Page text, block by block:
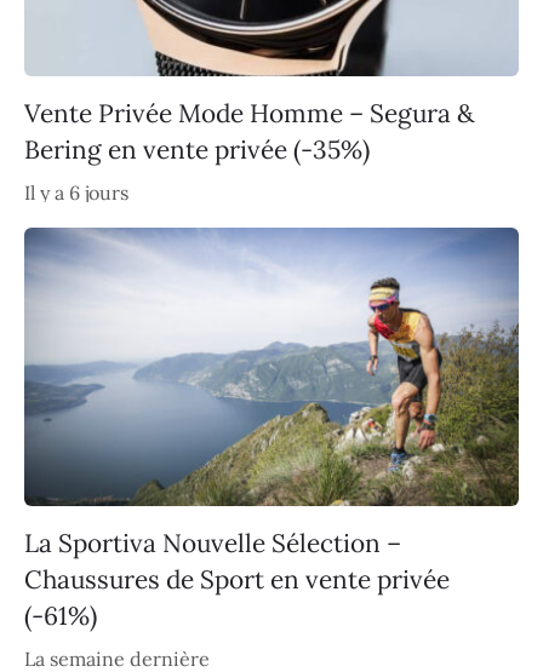
Vente Privée Mode Homme – Segura &
Bering en vente privée (-35%)
Il y a 6 jours
La Sportiva Nouvelle Sélection –
Chaussures de Sport en vente privée
(-61%)
La semaine dernière